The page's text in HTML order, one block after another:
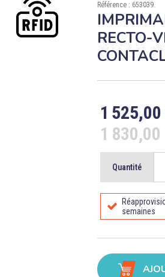
Référence : 653039
RECTO-
1
1
Quantité
semaines